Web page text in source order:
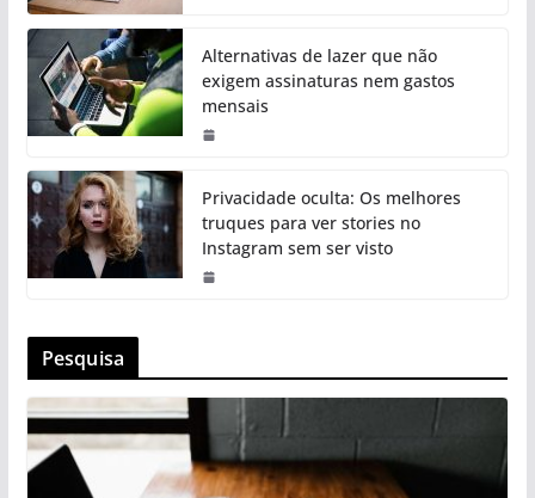
Alternativas de lazer que não
exigem assinaturas nem gastos
mensais
Privacidade oculta: Os melhores
truques para ver stories no
Instagram sem ser visto
Pesquisa